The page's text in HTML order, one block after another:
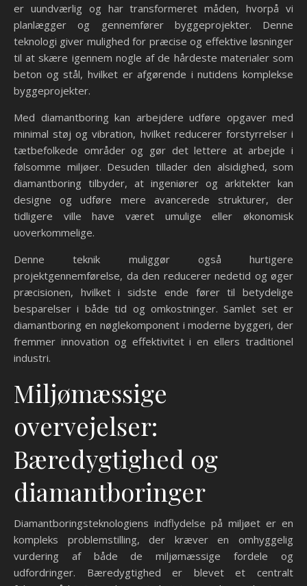
er uundværlig og har transformeret måden, hvorpå vi
planlægger og gennemfører byggeprojekter. Denne
teknologi giver mulighed for præcise og effektive løsninger
til at skære igennem nogle af de hårdeste materialer som
beton og stål, hvilket er afgørende i nutidens komplekse
byggeprojekter.
Med diamantboring kan arbejdere udføre opgaver med
minimal støj og vibration, hvilket reducerer forstyrrelser i
tætbefolkede områder og gør det lettere at arbejde i
følsomme miljøer. Desuden tillader den alsidighed, som
diamantboring tilbyder, at ingeniører og arkitekter kan
designe og udføre mere avancerede strukturer, der
tidligere ville have været umulige eller økonomisk
uoverkommelige.
Denne teknik muliggør også hurtigere
projektgennemførelse, da den reducerer nedetid og øger
præcisionen, hvilket i sidste ende fører til betydelige
besparelser i både tid og omkostninger. Samlet set er
diamantboring en nøglekomponent i moderne byggeri, der
fremmer innovation og effektivitet i en ellers traditionel
industri.
Miljømæssige
overvejelser:
Bæredygtighed og
diamantboringer
Diamantboringsteknologiens indflydelse på miljøet er en
kompleks problemstilling, der kræver en omhyggelig
vurdering af både de miljømæssige fordele og
udfordringer. Bæredygtighed er blevet et centralt